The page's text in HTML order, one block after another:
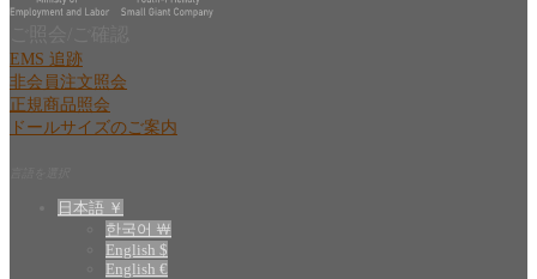
EMS 追跡
非会員注文照会
正規商品照会
ドールサイズのご案内
日本語 ￥
한국어 ￦
English $
English €